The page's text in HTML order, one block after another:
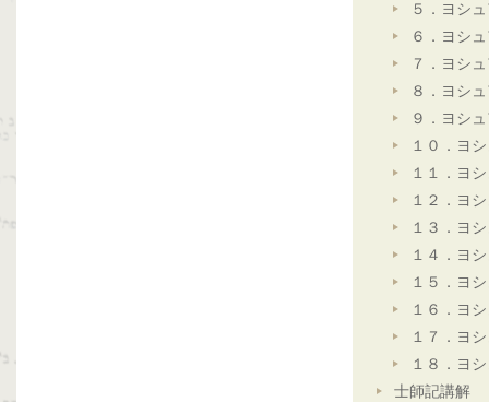
５．ヨシ
６．ヨシ
７．ヨシ
８．ヨシ
９．ヨシ
１０．ヨ
１１．ヨ
１２．ヨ
１３．ヨ
１４．ヨ
１５．ヨ
１６．ヨ
１７．ヨ
１８．ヨ
士師記講解